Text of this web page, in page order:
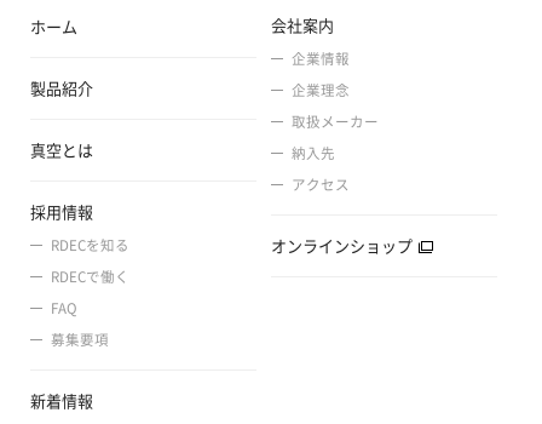
ホーム 会社案内
企業情報
企業理念
取扱メーカー
納入先
アクセス
製品紹介
真空とは
採用情報
RDECを知る
RDECで働く
FAQ
募集要項
新着情報
オンラインショップ